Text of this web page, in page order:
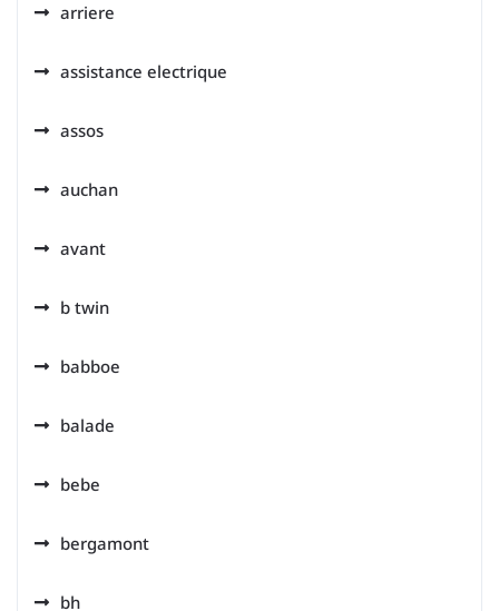
arriere
assistance electrique
assos
auchan
avant
b twin
babboe
balade
bebe
bergamont
bh